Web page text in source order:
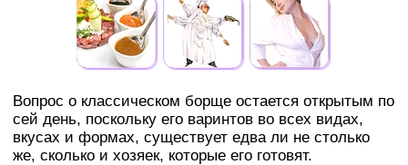
Вопрос о классическом борще остается открытым по
сей день, поскольку его варинтов во всех видах,
вкусах и формах, существует едва ли не столько
же, сколько и хозяек, которые его готовят.